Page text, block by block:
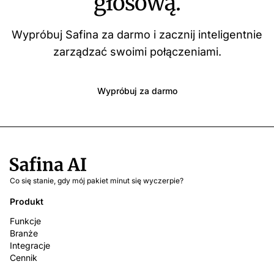
Wypróbuj Safina za darmo i zacznij inteligentnie
zarządzać swoimi połączeniami.
Wypróbuj za darmo
Co się stanie, gdy mój pakiet minut się wyczerpie?
Produkt
Funkcje
Branże
Integracje
Cennik